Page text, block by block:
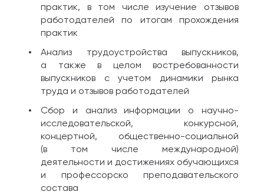
практик, в том числе изучение отзывов
работодателей по итогам прохождения
практик
Анализ трудоустройства выпускников,
а также в целом востребованности
выпускников с учетом динамики рынка
труда и отзывов работодателей
Сбор и анализ информации о научно-
исследовательской, конкурсной,
концертной, общественно-социальной
(в том числе международной)
деятельности и достижениях обучающихся
и профессорско преподавательского
состава